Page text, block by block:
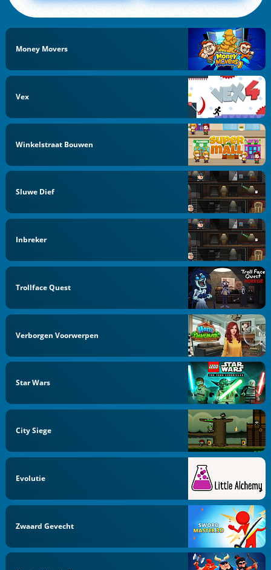
Money Movers
Vex
Winkelstraat Bouwen
Sluwe Dief
Inbreker
Trollface Quest
Verborgen Voorwerpen
Star Wars
City Siege
Evolutie
Zwaard Gevecht